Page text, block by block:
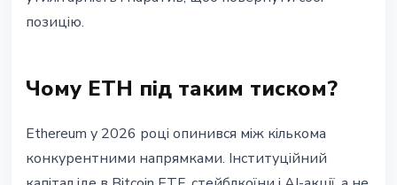
позицію.
Чому ETH під таким тиском?
Ethereum у 2026 році опинився між кількома
конкурентними напрямками. Інституційний